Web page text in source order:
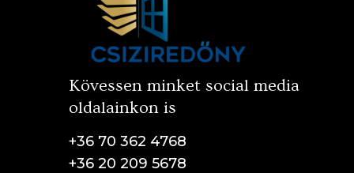
Kövessen minket social media
oldalainkon is
+36 70 362 4768
+36 20 209 5678